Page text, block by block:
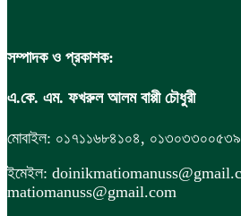
সম্পাদক ও প্রকাশক:
এ.কে. এম. ফখরুল আলম বাপ্পী চৌধুরী
মোবাইল: ০১৭১১৬৮৪১০৪, ০১৩০৩৩০০৫৩৯
ইমেইল:
matiomanuss@gmail.com